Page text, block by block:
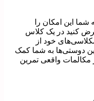
این امکان را
کنید در یک کلاس
خود از
دوستی‌ها به شما کمک
مکالمات واقعی تمرین